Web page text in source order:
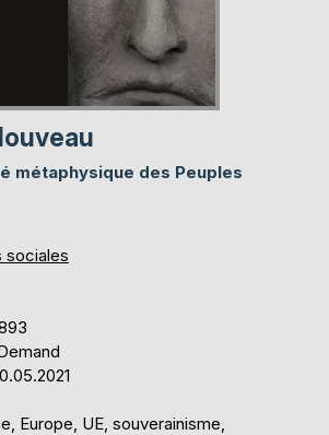
métaphysique des Peuples
sociales
Europe, UE, souverainisme,